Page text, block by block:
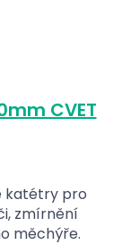
CVET
katétry pro
měchýře.